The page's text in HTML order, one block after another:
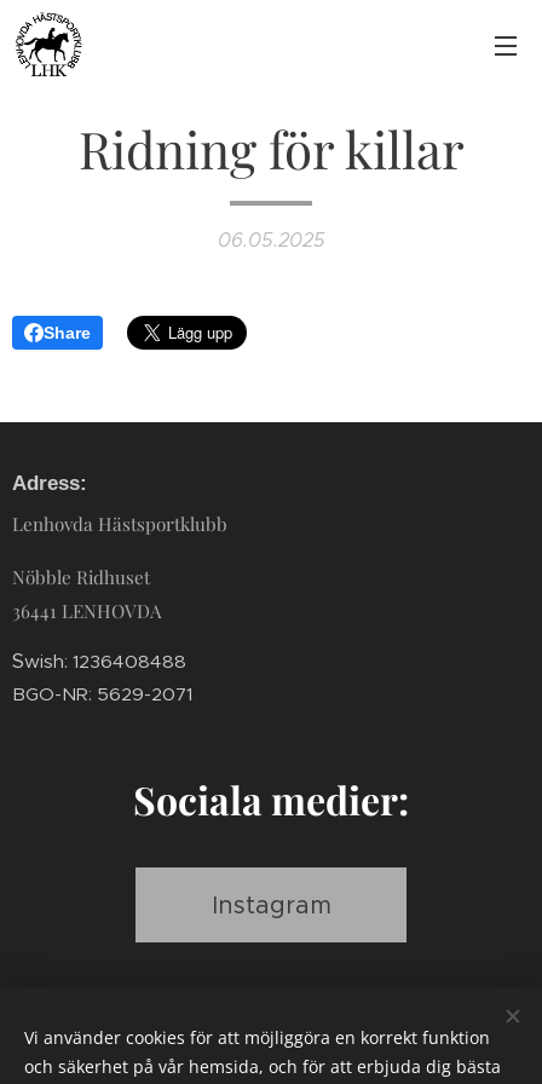
Ridning för killar
06.05.2025
Share
Adress:
Lenhovda Hästsportklubb
Nöbble Ridhuset
36441 LENHOVDA
Swish: 1236408488
BGO-NR: 5629-2071
Sociala medier:
Instagram
Facebook
Vi använder cookies för att möjliggöra en korrekt funktion
och säkerhet på vår hemsida, och för att erbjuda dig bästa